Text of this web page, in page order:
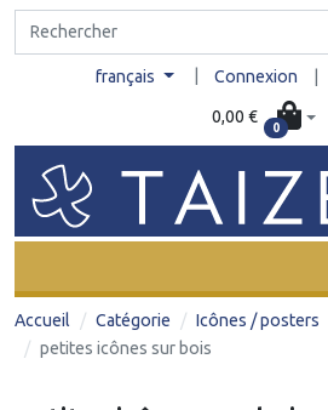
français Connexion
0,00 €
0
Accueil Catégorie Icônes / posters
petites icônes sur bois